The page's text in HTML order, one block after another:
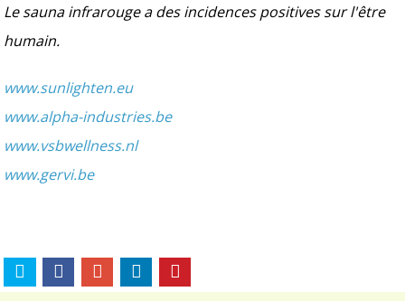
Le sauna infrarouge a des incidences positives sur l'être
humain.
www.sunlighten.eu
www.alpha-industries.be
www.vsbwellness.nl
www.gervi.be